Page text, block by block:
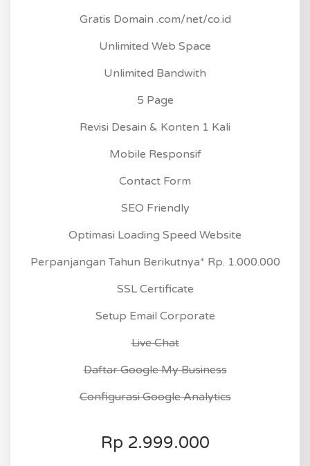
Gratis Domain .com/net/co.id
Unlimited Web Space
Unlimited Bandwith
5 Page
Revisi Desain & Konten 1 Kali
Mobile Responsif
Contact Form
SEO Friendly
Optimasi Loading Speed Website
Perpanjangan Tahun Berikutnya* Rp. 1.000.000
SSL Certificate
Setup Email Corporate
Live Chat
Daftar Google My Business
Configurasi Google Analytics
Rp 2.999.000